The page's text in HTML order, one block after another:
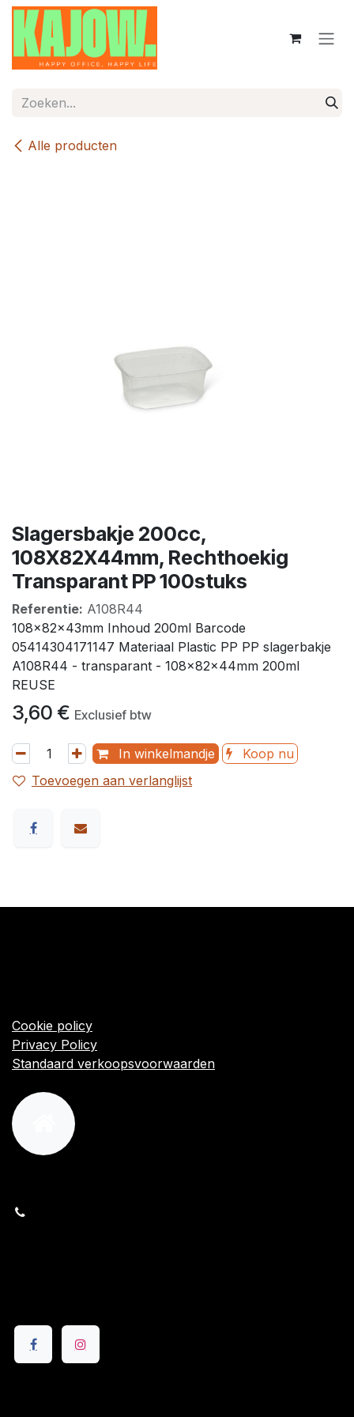
Overslaan naar inhoud
Alle producten
Slagersbakje 200cc,
108X82X44mm, Rechthoekig
Transparant PP 100stuks
Referentie: A108R44
108x82x43mm Inhoud 200ml Barcode
05414304171147 Materiaal Plastic PP PP slagerbakje
A108R44 - transparant - 108x82x44mm 200ml
REUSE
3,60 € Exclusief btw
In winkelmandje
Koop nu
Toevoegen aan verlanglijst
Cookie policy
Privacy Policy
Standaard verkoopsvoorwaarden